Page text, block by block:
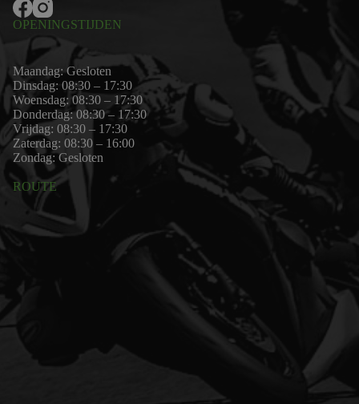
OPENINGSTIJDEN
Maandag: Gesloten
Dinsdag: 08:30 – 17:30
Woensdag: 08:30 – 17:30
Donderdag: 08:30 – 17:30
Vrijdag: 08:30 – 17:30
Zaterdag: 08:30 – 16:00
Zondag: Gesloten
ROUTE